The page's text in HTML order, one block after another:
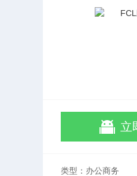
立
类型：办公商务